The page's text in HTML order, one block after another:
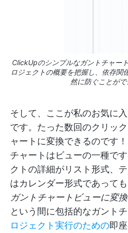
ClickUpのシンプルなガントチャー
ロジェクトの概要を把握し、依存関
然に防ぐことがで
そして、ここが私のお気に
です。たった数回のクリッ
ャートに変換できるのです
チャートはビューの一種で
クトの詳細がリスト形式、
はカレンダー形式であっても
ガントチャートビューに変
という間に包括的なガント
ロジェクト実行のための即